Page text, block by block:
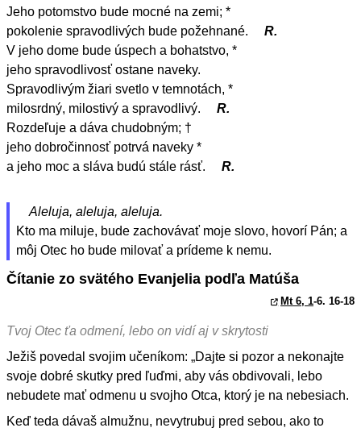
Jeho potomstvo bude mocné na zemi; *
pokolenie spravodlivých bude požehnané.
R.
V jeho dome bude úspech a bohatstvo, *
jeho spravodlivosť ostane naveky.
Spravodlivým žiari svetlo v temnotách, *
milosrdný, milostivý a spravodlivý.
R.
Rozdeľuje a dáva chudobným; †
jeho dobročinnosť potrvá naveky *
a jeho moc a sláva budú stále rásť.
R.
Aleluja, aleluja, aleluja.
Kto ma miluje, bude zachovávať moje slovo, hovorí Pán; a
môj Otec ho bude milovať a prídeme k nemu.
Čítanie zo svätého Evanjelia podľa Matúša
Mt 6, 1-6. 16-18
Tvoj Otec ťa odmení, lebo on vidí aj v skrytosti
Ježiš povedal svojim učeníkom: „Dajte si pozor a nekonajte
svoje dobré skutky pred ľuďmi, aby vás obdivovali, lebo
nebudete mať odmenu u svojho Otca, ktorý je na nebesiach.
Keď teda dávaš almužnu, nevytrubuj pred sebou, ako to